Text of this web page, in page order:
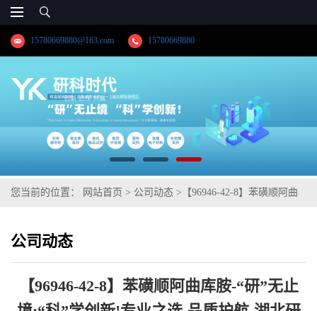
15780669880@163.com 15780669880
您当前的位置： 网站首页 > 公司动态 > 【96946-42-8】苯磺顺阿曲
三方验证；支持定制；MSDS等技术支持！
公司动态
【96946-42-8】苯磺顺阿曲库胺-“研”无止